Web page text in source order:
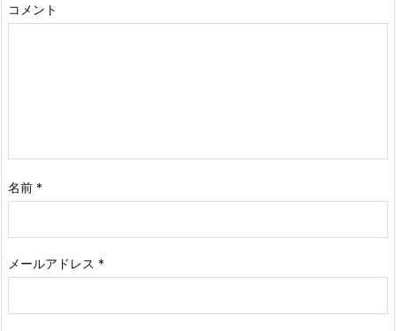
コメント
名前 *
メールアドレス *